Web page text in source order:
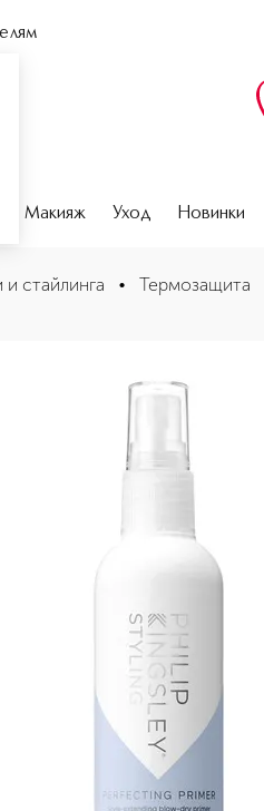
Макияж Уход Новинки
и стайлинга • Термозащита